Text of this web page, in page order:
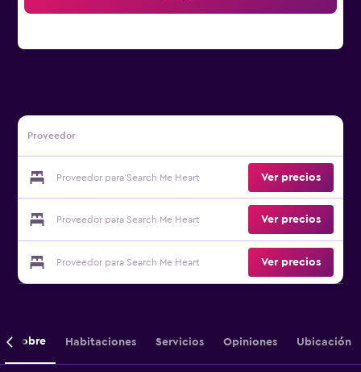
Proveedor
Proveedor para Search Me Heart Ver precios
Proveedor para Search Me Heart Ver precios
Proveedor para Search Me Heart Ver precios
Sobre Habitaciones Servicios Opiniones Ubicación